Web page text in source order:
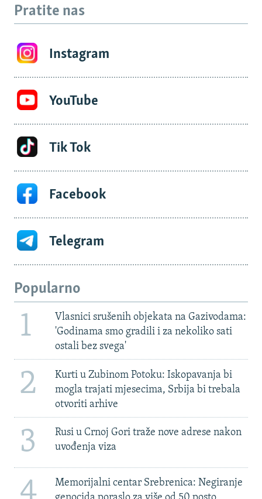
Pratite nas
Instagram
YouTube
Tik Tok
Facebook
Telegram
Popularno
1
Vlasnici srušenih objekata na Gazivodama:
'Godinama smo gradili i za nekoliko sati
ostali bez svega'
2
Kurti u Zubinom Potoku: Iskopavanja bi
mogla trajati mjesecima, Srbija bi trebala
otvoriti arhive
3
Rusi u Crnoj Gori traže nove adrese nakon
uvođenja viza
Memorijalni centar Srebrenica: Negiranje